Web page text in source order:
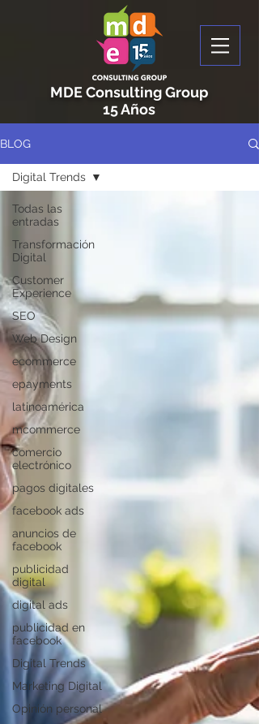
MDE Consulting Group
15 Años
BLOG
Todas las
entradas
Transformación
Digital
Customer
Experience
SEO
Web Design
ecommerce
epayments
latinoamérica
mcommerce
comercio
electrónico
pagos digitales
facebook ads
anuncios de
facebook
publicidad
digital
digital ads
publicidad en
facebook
Digital Trends
Marketing Digital
Opinión personal
Digital Trends